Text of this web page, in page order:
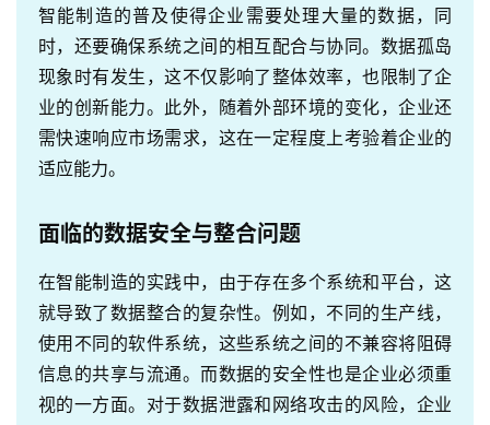
智能制造的普及使得企业需要处理大量的数据，同
时，还要确保系统之间的相互配合与协同。数据孤岛
现象时有发生，这不仅影响了整体效率，也限制了企
业的创新能力。此外，随着外部环境的变化，企业还
需快速响应市场需求，这在一定程度上考验着企业的
适应能力。
面临的数据安全与整合问题
在智能制造的实践中，由于存在多个系统和平台，这
就导致了数据整合的复杂性。例如，不同的生产线，
使用不同的软件系统，这些系统之间的不兼容将阻碍
信息的共享与流通。而数据的安全性也是企业必须重
视的一方面。对于数据泄露和网络攻击的风险，企业